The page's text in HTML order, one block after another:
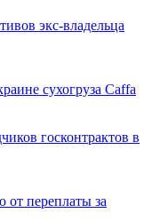
экс-владельца
сухогруза Caffa
госконтрактов в
переплаты за